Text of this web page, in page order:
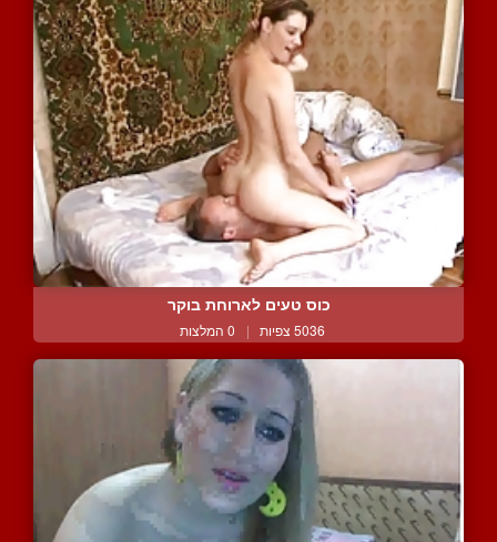
כוס טעים לארוחת בוקר
5036 צפיות | 0 המלצות